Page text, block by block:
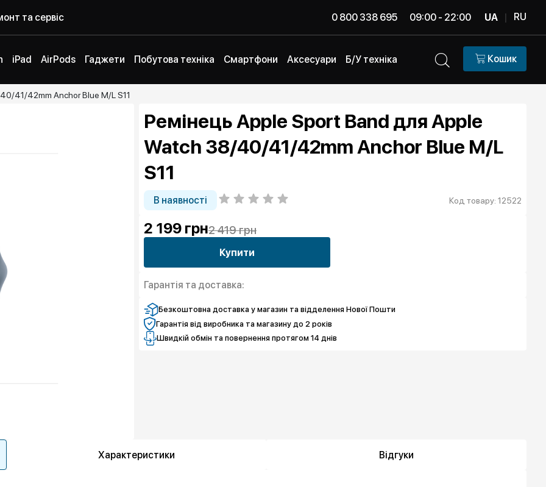
та сервіс 0 800 338 695 09:00 - 22:00 UA | RU
iPad AirPods Гаджети Побутова техніка Смартфони Аксесуари Б/У техніка Кошик
41/42mm Anchor Blue M/L S11
Ремінець Apple Sport Band для Apple
Watch 38/40/41/42mm Anchor Blue M/L
S11
В наявності Код товару: 12522
2 199 грн2 419 грн
Купити
Гарантія та доставка:
Безкоштовна доставка у магазин та відделення Нової Пошти
Гарантія від виробника та магазину до 2 років
Швидкій обмін та повернення протягом 14 днів
Характеристики Відгуки